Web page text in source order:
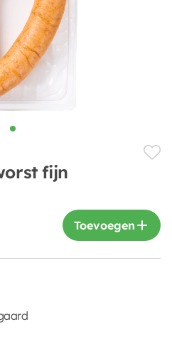
fijn
Toevoegen